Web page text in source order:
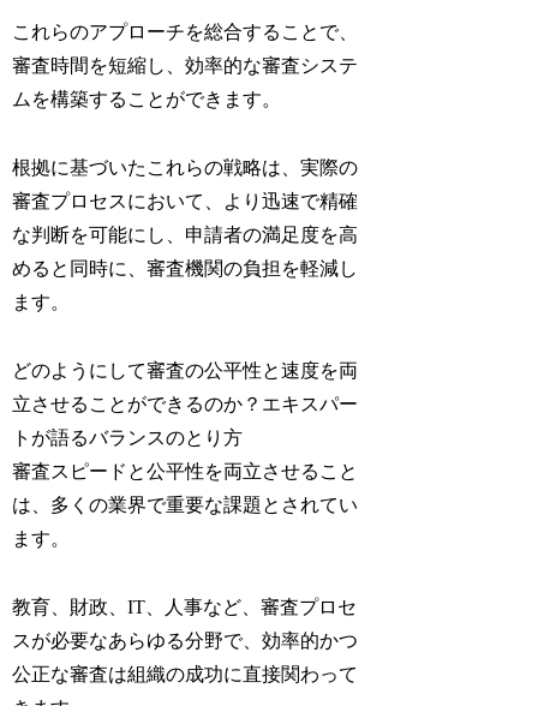
これらのアプローチを総合することで、
審査時間を短縮し、効率的な審査システ
ムを構築することができます。
根拠に基づいたこれらの戦略は、実際の
審査プロセスにおいて、より迅速で精確
な判断を可能にし、申請者の満足度を高
めると同時に、審査機関の負担を軽減し
ます。
どのようにして審査の公平性と速度を両
立させることができるのか？エキスパー
トが語るバランスのとり方
審査スピードと公平性を両立させること
は、多くの業界で重要な課題とされてい
ます。
教育、財政、IT、人事など、審査プロセ
スが必要なあらゆる分野で、効率的かつ
公正な審査は組織の成功に直接関わって